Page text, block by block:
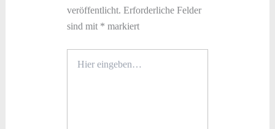
veröffentlicht. Erforderliche Felder
sind mit * markiert
eingeben…